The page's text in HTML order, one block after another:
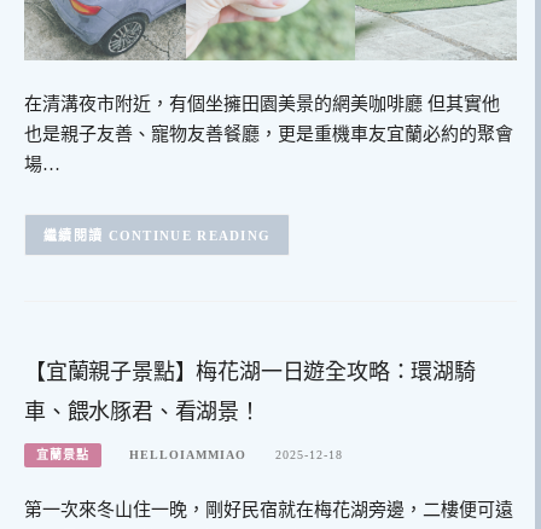
在清溝夜市附近，有個坐擁田園美景的網美咖啡廳 但其實他
也是親子友善、寵物友善餐廳，更是重機車友宜蘭必約的聚會
場…
CONTINUE READING
【宜蘭親子景點】梅花湖一日遊全攻略：環湖騎
車、餵水豚君、看湖景！
宜蘭景點 HELLOIAMMIAO 2025-12-18
第一次來冬山住一晚，剛好民宿就在梅花湖旁邊，二樓便可遠